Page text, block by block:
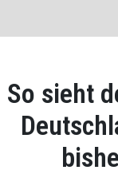
So sieht